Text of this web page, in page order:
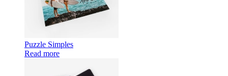
Puzzle Simples
Read more